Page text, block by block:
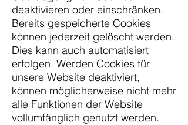
deaktivieren oder einschränken.
Bereits gespeicherte Cookies
können jederzeit gelöscht werden.
Dies kann auch automatisiert
erfolgen. Werden Cookies für
unsere Website deaktiviert,
können möglicherweise nicht mehr
alle Funktionen der Website
vollumfänglich genutzt werden.